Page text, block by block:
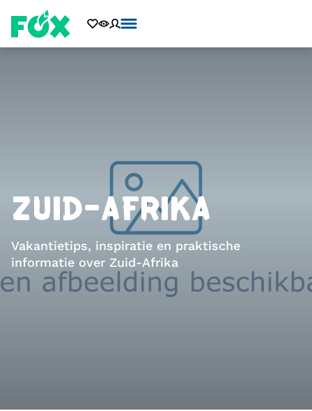
ZUID-AFRIKA
Vakantietips, inspiratie en praktische
informatie over Zuid-Afrika